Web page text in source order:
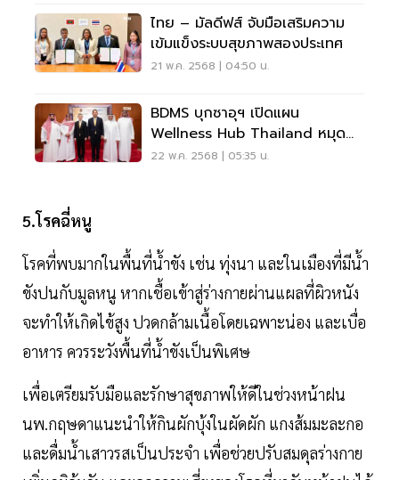
ไทย – มัลดีฟส์ จับมือเสริมความ
เข้มแข็งระบบสุขภาพสองประเทศ
21 พ.ค. 2568 | 04:50 น.
BDMS บุกซาอุฯ เปิดแผน
Wellness Hub Thailand หมุด
หมายสุขภาพโลก
22 พ.ค. 2568 | 05:35 น.
5.โรคฉี่หนู
โรคที่พบมากในพื้นที่น้ำขัง เช่น ทุ่งนา และในเมืองที่มีน้ำ
ขังปนกับมูลหนู หากเชื้อเข้าสู่ร่างกายผ่านแผลที่ผิวหนัง
จะทำให้เกิดไข้สูง ปวดกล้ามเนื้อโดยเฉพาะน่อง และเบื่อ
อาหาร ควรระวังพื้นที่น้ำขังเป็นพิเศษ
เพื่อเตรียมรับมือและรักษาสุขภาพให้ดีในช่วงหน้าฝน
นพ.กฤษดาแนะนำให้กินผักบุ้งในผัดผัก แกงส้มมะละกอ
และดื่มน้ำเสาวรสเป็นประจำ เพื่อช่วยปรับสมดุลร่างกาย